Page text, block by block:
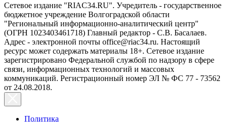
Сетевое издание "RIAC34.RU". Учредитель - государственное
бюджетное учреждение Волгоградской области
"Региональный информационно-аналитический центр"
(ОГРН 1023403461718) Главный редактор - С.В. Басалаев.
Адрес - электронной почты office@riac34.ru. Настоящий
ресурс может содержать материалы 18+. Сетевое издание
зарегистрировано Федеральной службой по надзору в сфере
связи, информационных технологий и массовых
коммуникаций. Регистрационный номер ЭЛ № ФС 77 - 73562
от 24.08.2018.
Политика